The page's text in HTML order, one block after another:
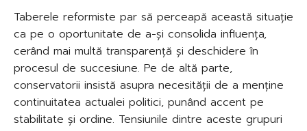
Taberele reformiste par să perceapă această situație
ca pe o oportunitate de a-și consolida influența,
cerând mai multă transparență și deschidere în
procesul de succesiune. Pe de altă parte,
conservatorii insistă asupra necesității de a menține
continuitatea actualei politici, punând accent pe
stabilitate și ordine. Tensiunile dintre aceste grupuri